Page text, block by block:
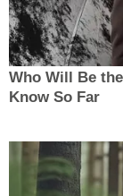
Who Will Be
Know So Far